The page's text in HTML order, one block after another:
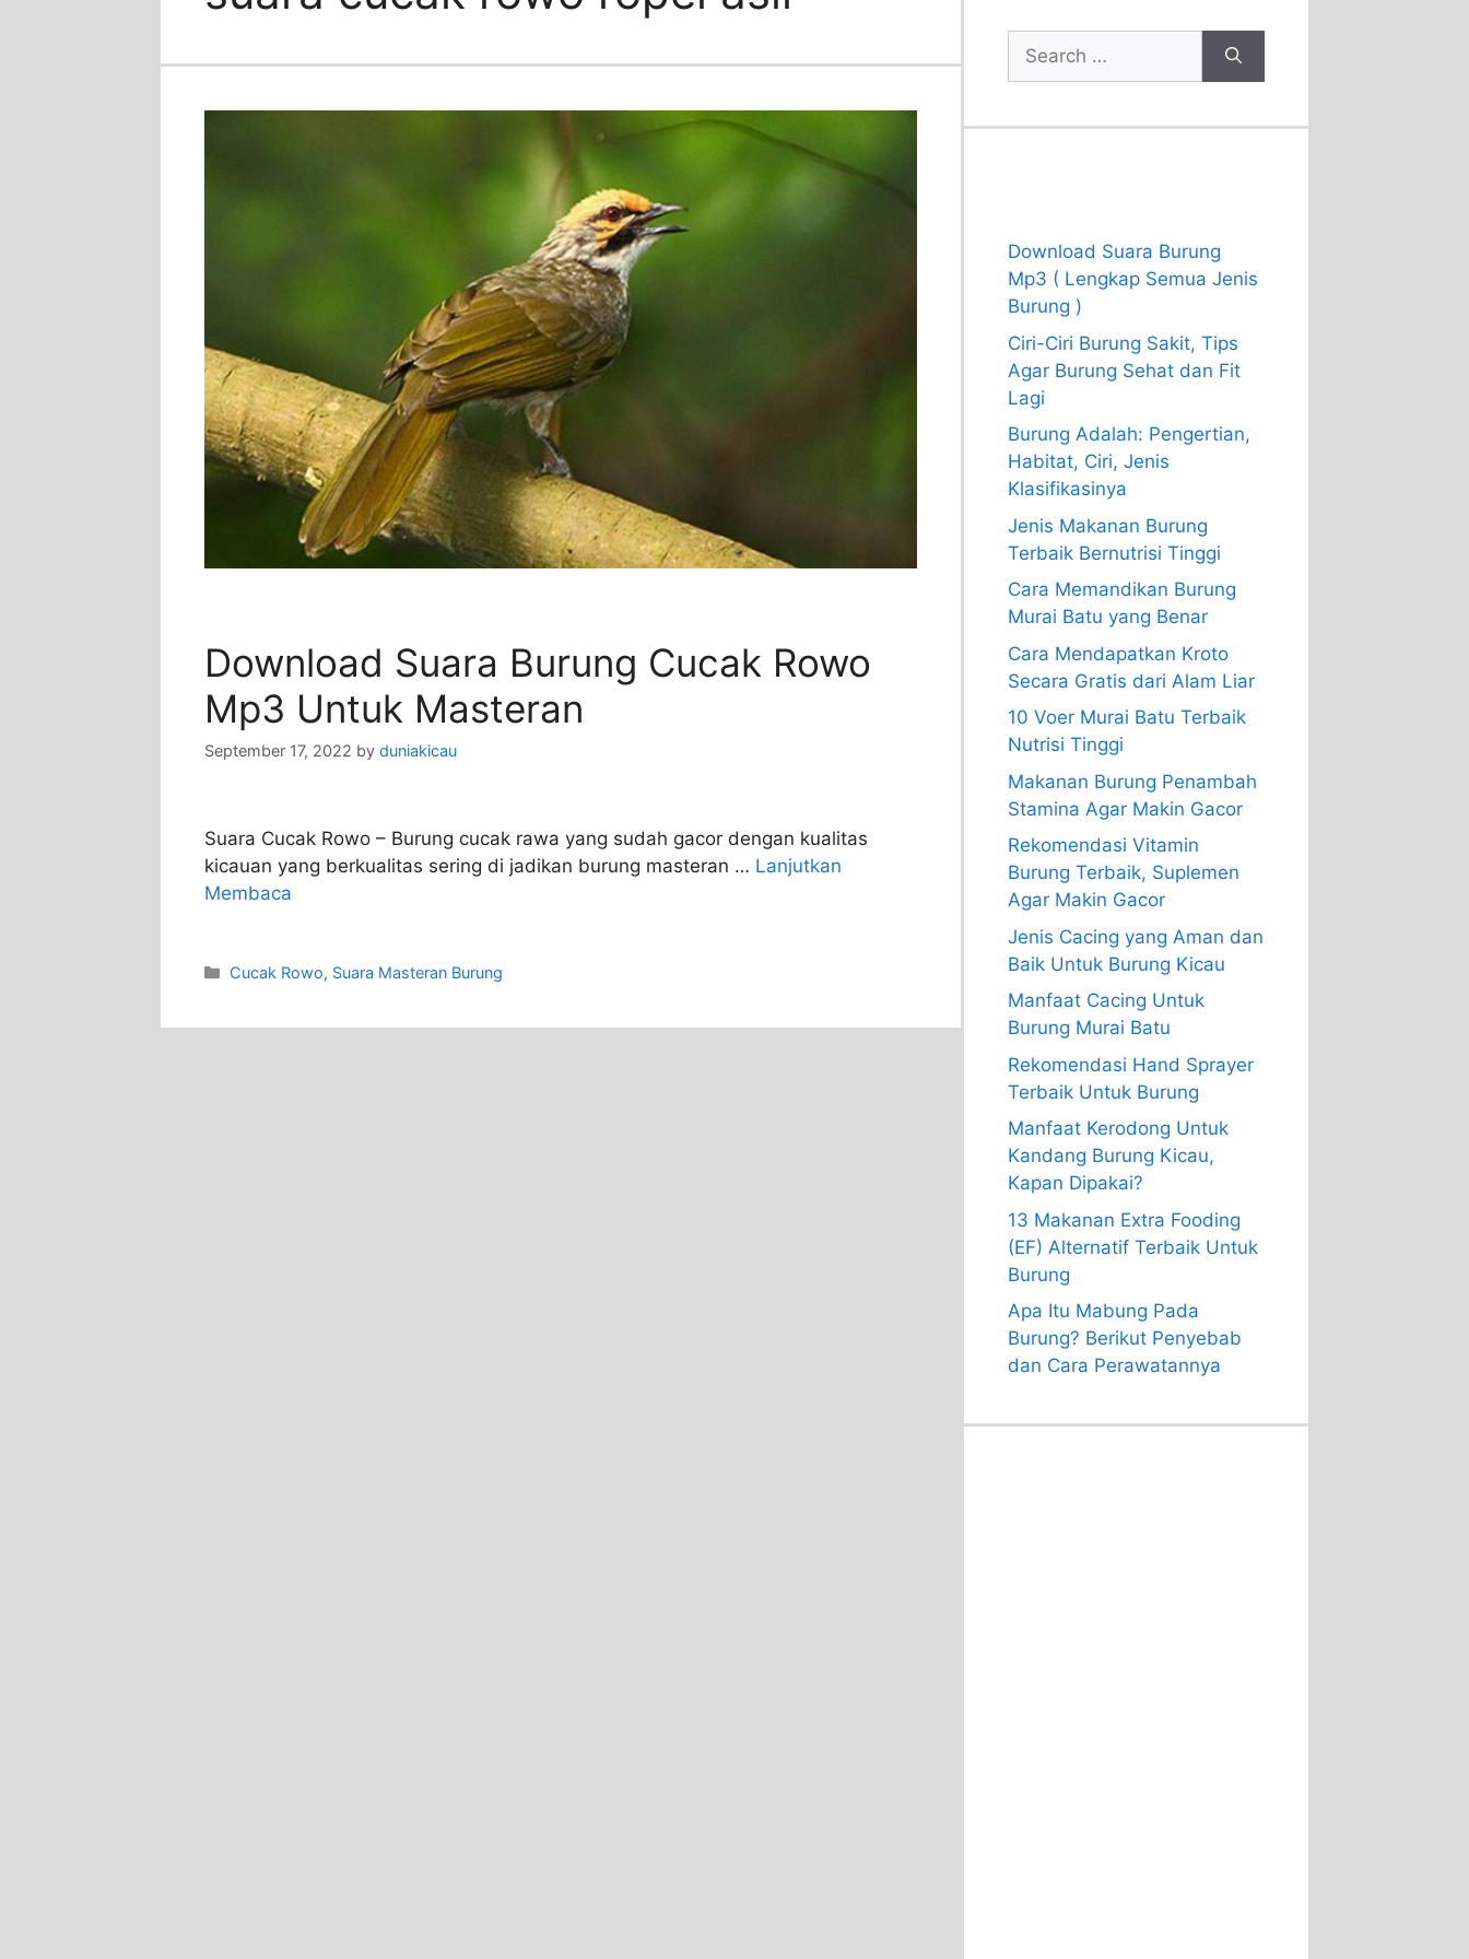
Download Suara Burung Cucak Rowo
Mp3 Untuk Masteran
September 17, 2022 by duniakicau
Suara Cucak Rowo – Burung cucak rawa yang sudah gacor dengan kualitas
kicauan yang berkualitas sering di jadikan burung masteran … Lanjutkan
Membaca
Categories
Cucak Rowo, Suara Masteran Burung
Search
for:
Download Suara Burung
Mp3 ( Lengkap Semua Jenis
Burung )
Ciri-Ciri Burung Sakit, Tips
Agar Burung Sehat dan Fit
Lagi
Burung Adalah: Pengertian,
Habitat, Ciri, Jenis
Klasifikasinya
Jenis Makanan Burung
Terbaik Bernutrisi Tinggi
Cara Memandikan Burung
Murai Batu yang Benar
Cara Mendapatkan Kroto
Secara Gratis dari Alam Liar
10 Voer Murai Batu Terbaik
Nutrisi Tinggi
Makanan Burung Penambah
Stamina Agar Makin Gacor
Rekomendasi Vitamin
Burung Terbaik, Suplemen
Agar Makin Gacor
Jenis Cacing yang Aman dan
Baik Untuk Burung Kicau
Manfaat Cacing Untuk
Burung Murai Batu
Rekomendasi Hand Sprayer
Terbaik Untuk Burung
Manfaat Kerodong Untuk
Kandang Burung Kicau,
Kapan Dipakai?
13 Makanan Extra Fooding
(EF) Alternatif Terbaik Untuk
Burung
Apa Itu Mabung Pada
Burung? Berikut Penyebab
dan Cara Perawatannya